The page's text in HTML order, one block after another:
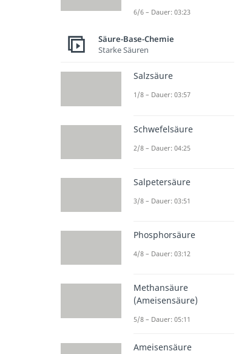
6/6 – Dauer: 03:23
Säure-Base-Chemie
Starke Säuren
Salzsäure
1/8 – Dauer: 03:57
Schwefelsäure
2/8 – Dauer: 04:25
Salpetersäure
3/8 – Dauer: 03:51
Phosphorsäure
4/8 – Dauer: 03:12
Methansäure
(Ameisensäure)
5/8 – Dauer: 05:11
Ameisensäure